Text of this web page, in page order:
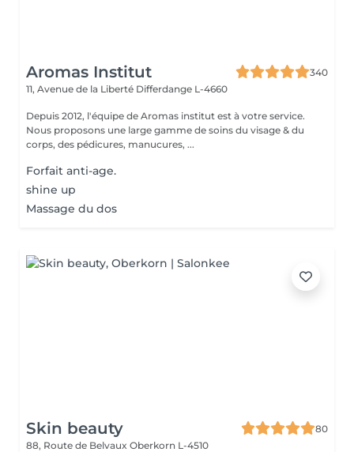
Aromas Institut
340
11, Avenue de la Liberté Differdange L-4660
Depuis 2012, l'équipe de Aromas institut est à votre service.
Nous proposons une large gamme de soins du visage & du
corps, des pédicures, manucures, ...
Forfait anti-age.
shine up
Massage du dos
Skin beauty
80
88, Route de Belvaux Oberkorn L-4510